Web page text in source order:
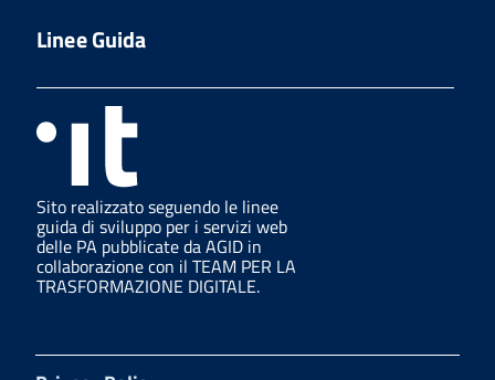
Linee Guida
Sito realizzato seguendo le linee
guida di sviluppo per i servizi web
delle PA pubblicate da AGID in
collaborazione con il TEAM PER LA
TRASFORMAZIONE DIGITALE.